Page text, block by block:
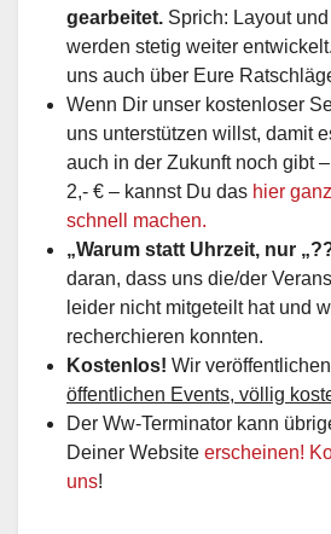
gearbeitet. Sprich: Layout
werden stetig weiter
uns auch über Eure
Wenn Dir unser kostenloser
uns unterstützen willst, damit
auch in der Zukunft noch gibt
2,- € – kannst Du das hier
schnell machen.
„Warum statt Uhrzeit, nur
daran, dass uns die/der
leider nicht mitgeteilt hat und
recherchieren konnten.
Kostenlos! Wir
öffentlichen Events, völlig
Der Ww-Terminator kann
Deiner Website erscheinen!
uns!